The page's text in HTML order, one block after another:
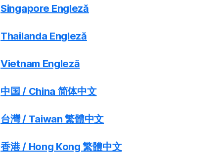
Singapore Engleză
Thailanda Engleză
Vietnam Engleză
中国 / China 简体中文
台灣 / Taiwan 繁體中文
香港 / Hong Kong 繁體中文